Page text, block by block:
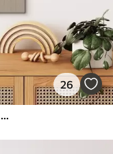
26
Círculos en relieve y una rama en tonos neutros cálidos